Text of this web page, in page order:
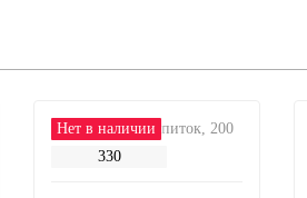
Нет в наличии
330